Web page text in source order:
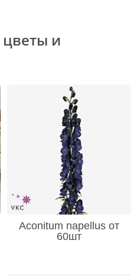
цветы и
Aconitum napellus от
60шт